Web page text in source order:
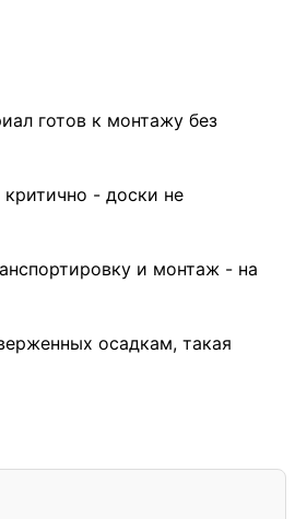
готов к монтажу без
- доски не
и монтаж - на
осадкам, такая